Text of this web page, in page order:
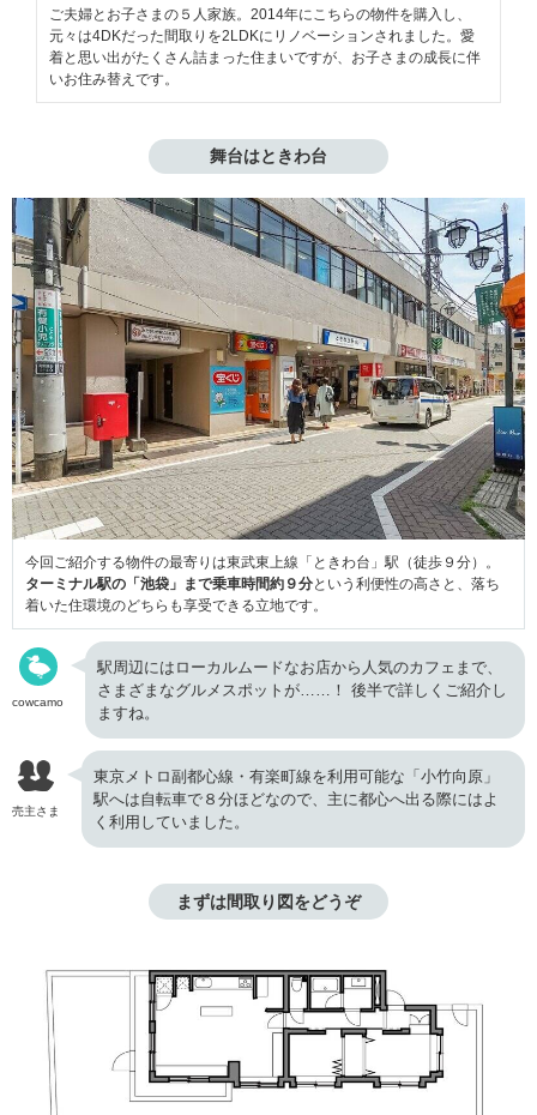
ご夫婦とお子さまの５人家族。2014年にこちらの物件を購入し、
元々は4DKだった間取りを2LDKにリノベーションされました。愛
着と思い出がたくさん詰まった住まいですが、お子さまの成長に伴
いお住み替えです。
舞台はときわ台
今回ご紹介する物件の最寄りは東武東上線「ときわ台」駅（徒歩９分）。
ターミナル駅の「池袋」まで乗車時間約９分という利便性の高さと、落ち
着いた住環境のどちらも享受できる立地です。
cowcamo
駅周辺にはローカルムードなお店から人気のカフェまで、
さまざまなグルメスポットが……！ 後半で詳しくご紹介し
ますね。
売主さま
東京メトロ副都心線・有楽町線を利用可能な「小竹向原」
駅へは自転車で８分ほどなので、主に都心へ出る際にはよ
く利用していました。
まずは間取り図をどうぞ